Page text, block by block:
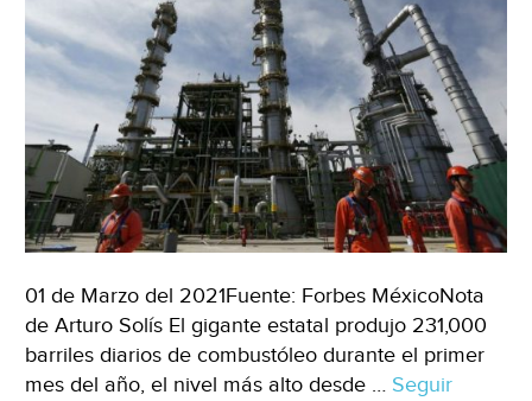
Puente)
01 de Marzo del 2021Fuente: Forbes MéxicoNota
de Arturo Solís El gigante estatal produjo 231,000
barriles diarios de combustóleo durante el primer
mes del año, el nivel más alto desde … Seguir